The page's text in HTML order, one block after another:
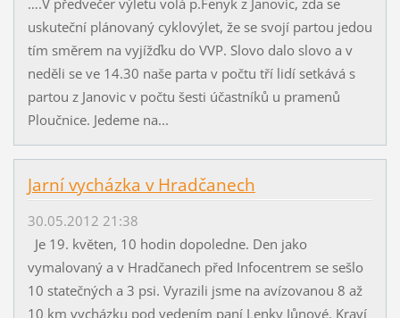
uskuteční plánovaný cyklovýlet, že se svojí partou jedou
tím směrem na vyjížďku do VVP. Slovo dalo slovo a v
neděli se ve 14.30 naše parta v počtu tří lidí setkává s
partou z Janovic v počtu šesti účastníků u pramenů
Ploučnice. Jedeme na...
Jarní vycházka v Hradčanech
30.05.2012 21:38
Je 19. květen, 10 hodin dopoledne. Den jako
vymalovaný a v Hradčanech před Infocentrem se sešlo
10 statečných a 3 psi. Vyrazili jsme na avízovanou 8 až
10 km vycházku pod vedením paní Lenky Jůnové. Kraví